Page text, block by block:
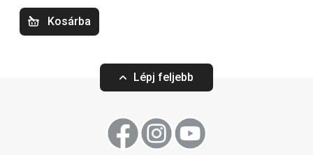
Kosárba
Lépj feljebb